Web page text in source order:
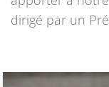
dirigé par un